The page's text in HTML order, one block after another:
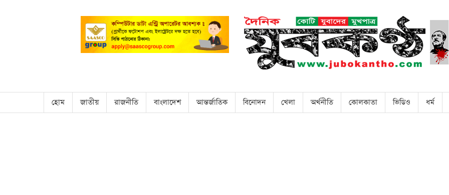
হোম জাতীয় রাজনীতি বাংলাদেশ আন্তর্জাতিক বিনোদন খেলা অর্থনীতি কোলকাতা ভিডিও ধর্ম